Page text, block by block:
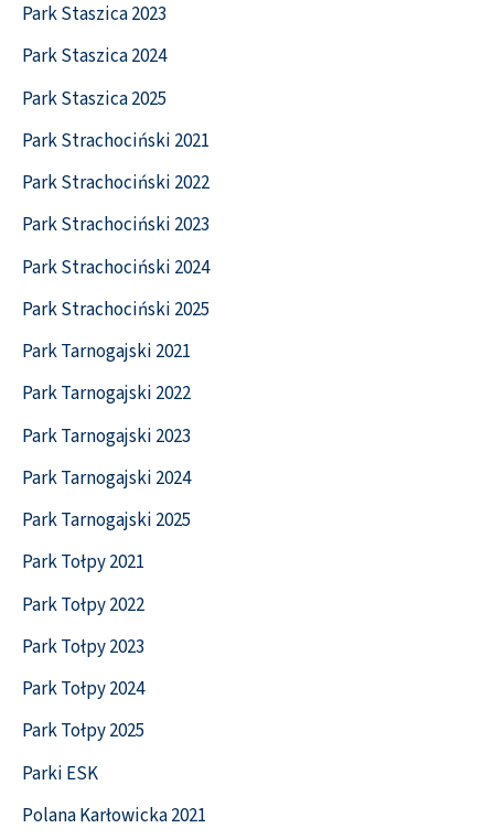
Park Staszica 2023
Park Staszica 2024
Park Staszica 2025
Park Strachociński 2021
Park Strachociński 2022
Park Strachociński 2023
Park Strachociński 2024
Park Strachociński 2025
Park Tarnogajski 2021
Park Tarnogajski 2022
Park Tarnogajski 2023
Park Tarnogajski 2024
Park Tarnogajski 2025
Park Tołpy 2021
Park Tołpy 2022
Park Tołpy 2023
Park Tołpy 2024
Park Tołpy 2025
Parki ESK
Polana Karłowicka 2021